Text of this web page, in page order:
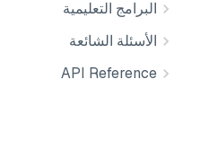
البرامج التعليمية
الأسئلة الشائعة
API Reference